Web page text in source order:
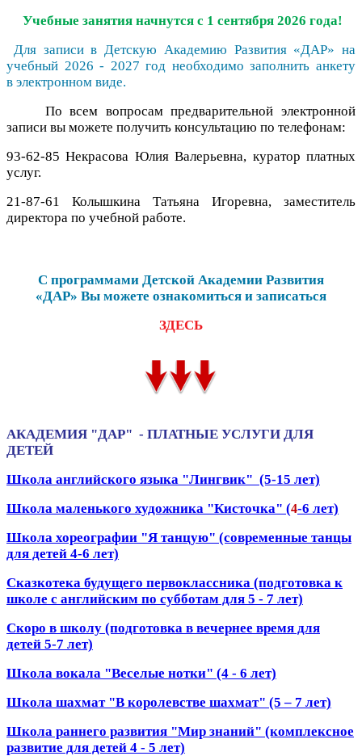
Учебные занятия начнутся с 1 сентября 2026 года!
Для записи в Детскую Академию Развития «ДАР» на
учебный 2026 - 2027 год необходимо заполнить анкету
в электронном виде.
По всем вопросам предварительной электронной
записи вы можете получить консультацию по телефонам:
93-62-85 Некрасова Юлия Валерьевна, куратор платных
услуг.
21-87-61 Колышкина Татьяна Игоревна, заместитель
директора по учебной работе.
С программами Детской Академии Развития
«ДАР» Вы можете ознакомиться и записаться
ЗДЕСЬ
АКАДЕМИЯ "ДАР" - ПЛАТНЫЕ УСЛУГИ ДЛЯ
ДЕТЕЙ
Школа английского языка "Лингвик" (5-15 лет)
Школа маленького художника "Кисточка" (4-6 лет)
Школа хореографии "Я танцую" (современные танцы
для детей 4-6 лет)
Сказкотека будущего первоклассника (подготовка к
школе с английским по субботам для 5 - 7 лет)
Скоро в школу (подготовка в вечернее время для
детей 5-7 лет)
Школа вокала "Веселые нотки" (4 - 6 лет)
Школа шахмат "В королевстве шахмат" (5 – 7 лет)
Школа раннего развития "Мир знаний" (комплексное
развитие для детей 4 - 5 лет)